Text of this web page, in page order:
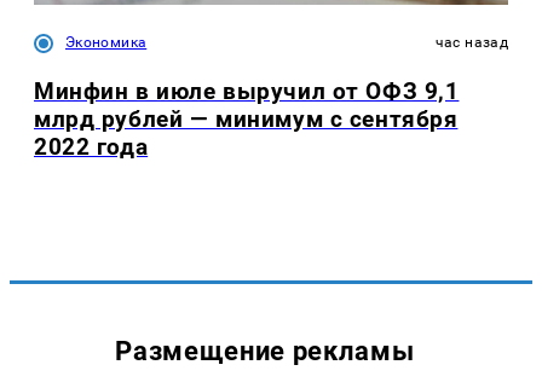
Экономика час назад
Минфин в июле выручил от ОФЗ 9,1
млрд рублей — минимум с сентября
2022 года
Размещение рекламы